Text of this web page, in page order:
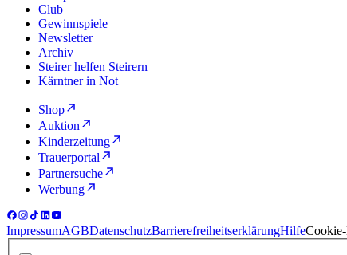
Club
Gewinnspiele
Newsletter
Archiv
Steirer helfen Steirern
Kärntner in Not
Shop
Auktion
Kinderzeitung
Trauerportal
Partnersuche
Werbung
ImpressumAGBDatenschutzBarrierefreiheitserklärungHilfe